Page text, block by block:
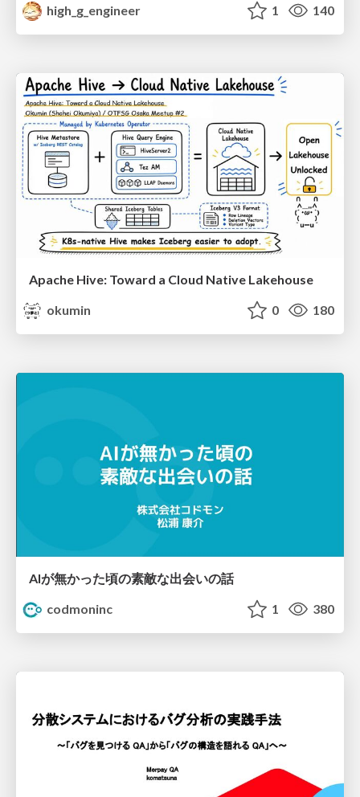
high_g_engineer
1 140
Apache Hive: Toward a Cloud Native Lakehouse
okumin
0 180
AIが無かった頃の素敵な出会いの話
codmoninc
1 380